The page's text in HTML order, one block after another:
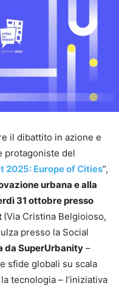
il dibattito in azione e
protagoniste del
2025: Europe of Cities“,
urbana e alla
31 ottobre presso
(Via Cristina Belgioioso,
presso la Social
da SuperUrbanity –
sfide globali su scala
tecnologia – l’iniziativa